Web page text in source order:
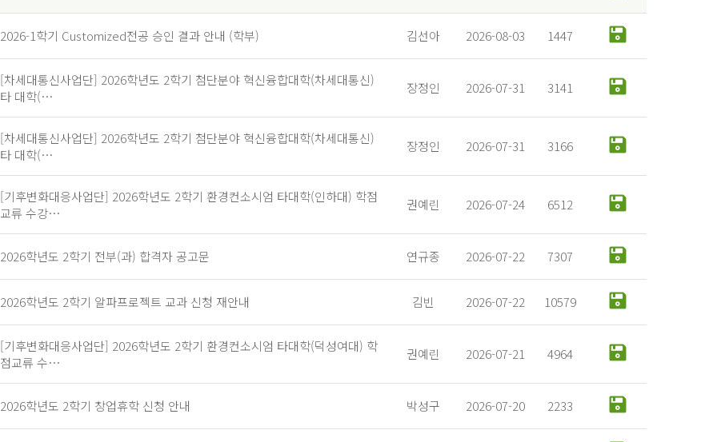
2026-1학기 Customized전공 승인 결과 안내 (학부) 김선아 2026-08-03 1447
[차세대통신사업단] 2026학년도 2학기 첨단분야 혁신융합대학(차세대통신)
타 대학(…
장정인 2026-07-31 3141
[차세대통신사업단] 2026학년도 2학기 첨단분야 혁신융합대학(차세대통신)
타 대학(…
장정인 2026-07-31 3166
[기후변화대응사업단] 2026학년도 2학기 환경컨소시엄 타대학(인하대) 학점
교류 수강…
권예린 2026-07-24 6512
2026학년도 2학기 전부(과) 합격자 공고문 연규종 2026-07-22 7307
2026학년도 2학기 알파프로젝트 교과 신청 재안내 김빈 2026-07-22 10579
[기후변화대응사업단] 2026학년도 2학기 환경컨소시엄 타대학(덕성여대) 학
점교류 수…
권예린 2026-07-21 4964
2026학년도 2학기 창업휴학 신청 안내 박성구 2026-07-20 2233